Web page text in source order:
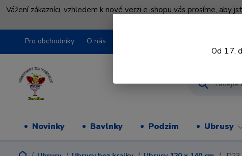
Vážení zákazníci, vzhledem k nové verzi e-shopu vás prosíme,
Pro obchodníky O nás
Novinky Bavlnky Podzim Ubrusy
Od 1.7.